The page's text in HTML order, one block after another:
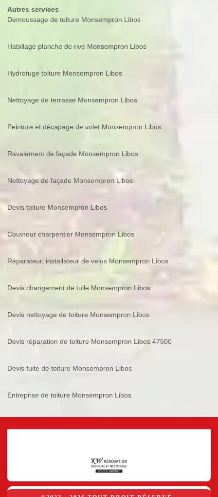
Autres services
Demoussage de toiture Monsempron Libos
Habillage planche de rive Monsempron Libos
Hydrofuge toiture Monsempron Libos
Nettoyage de terrasse Monsempron Libos
Peinture et décapage de volet Monsempron Libos
Ravalement de façade Monsempron Libos
Nettoyage de façade Monsempron Libos
Devis toiture Monsempron Libos
Couvreur charpentier Monsempron Libos
Réparateur, installateur de velux Monsempron Libos
Devis changement de tuile Monsempron Libos
Devis nettoyage de toiture Monsempron Libos
Devis réparation de toiture Monsempron Libos 47500
Devis fuite de toiture Monsempron Libos
Entreprise de toiture Monsempron Libos